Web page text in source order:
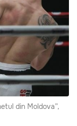
din Moldova”,